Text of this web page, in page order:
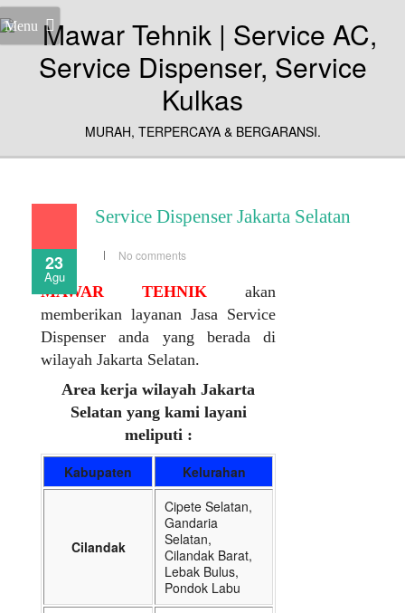
Menu
MURAH, TERPERCAYA & BERGARANSI.
23
Agu
Service Dispenser Jakarta Selatan
No comments
MAWAR TEHNIK akan
memberikan layanan Jasa Service
Dispenser anda yang berada di
wilayah Jakarta Selatan.
Area kerja wilayah Jakarta
Selatan yang kami layani
meliputi :
Kabupaten Kelurahan
Cilandak
Cipete Selatan,
Gandaria
Selatan,
Cilandak Barat,
Lebak Bulus,
Pondok Labu